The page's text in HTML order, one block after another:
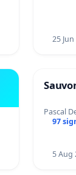
25
Pascal
97
5 Aug